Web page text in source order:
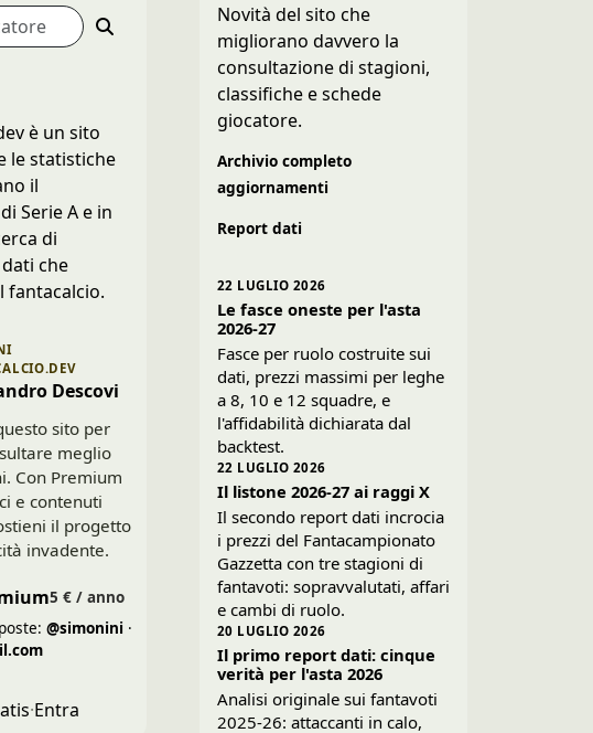
è un sito
le statistiche
il
Serie A e in
di
che
fantacalcio.
Descovi
sito per
meglio
Con Premium
e contenuti
il progetto
invadente.
5 € / anno
@simonini ·
·Entra
Novità del sito che
migliorano davvero la
consultazione di stagioni,
classifiche e schede
giocatore.
Archivio completo
aggiornamenti
Report dati
22 LUGLIO 2026
Le fasce oneste per l'asta
2026-27
Fasce per ruolo costruite sui
dati, prezzi massimi per leghe
a 8, 10 e 12 squadre, e
l'affidabilità dichiarata dal
backtest.
22 LUGLIO 2026
Il listone 2026-27 ai raggi X
Il secondo report dati incrocia
i prezzi del Fantacampionato
Gazzetta con tre stagioni di
fantavoti: sopravvalutati, affari
e cambi di ruolo.
20 LUGLIO 2026
Il primo report dati: cinque
verità per l'asta 2026
Analisi originale sui fantavoti
2025-26: attaccanti in calo,